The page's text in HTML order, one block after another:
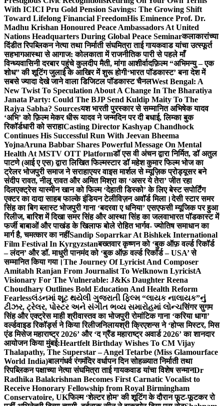
With ICICI Pru Gold Pension Savings: The Growing Shift
Toward Lifelong Financial FreedomHis Eminence Prof. Dr.
Madhu Krishan Honoured Peace Ambassadors At United
Nations Headquarters During Global Peace Seminarकलाकारांच्या
दिंडीत रिपब्लिकन नेत्या तथा निर्माती संघमित्रा ताई गायकवाड यांचा उत्स्फूर्त
सहभागआस्था से आगाज: कोलकाता में राजनीतिक पारी से पहले माँ
विन्ध्यवासिनी दरबार पहुंचे कुलदीप मैती, मांगा आशीर्वादफ़िल्म “अभिमन्यु – एक
शोध” की शूटिंग जुलाई के आखिर में शुरू होगी‘भारत पॉडकास्ट’ बना देश में
सबसे ज्यादा देखे जाने वाला डिजिटल पॉडकास्ट चैनलWest Bengal: A
New Twist To Speculation About A Change In The Bharatiya
Janata Party: Could The BJP Send Kuldip Maity To The
Rajya Sabha? Sourcesयश भारती पुरस्कार से सम्मानित अभिषेक यादव
‘अभि’ को फ़िल्म मेकर धीरू यादव ने जन्मदिन पर दी बधाई, लिम्का बुक
रिकॉर्डधारी को सराहाCasting Director Kashyap Chandhock
Continues His Successful Run With Jeevan Bheema
YojnaAruna Babbar Shares Powerful Message On Mental
Health At MSTV OTT Platformडॉ एस वी अंचन द्वारा निर्मित, डॉ अतुल
पाटणे (आई ए एस) द्वारा लिखित फिल्मस्टार डॉ महेश कुमार फिल्म भोज का
ट्रेलर भोजपुरी समाज ने सराहाएयर वाइस मार्शल से म्यूज़िक प्रोड्यूसर बने
संदीप रावत, नीलू रावत और अमित मिश्रा का ‘असर ये तेरा’ जीत रहा
दिलएक्ट्रेस यास्मीन खान को फिल्म ‘देहाती डिस्को’ के लिए बेस्ट सपोर्टिंग
एक्टर का दादा साहब फाल्के इंडियन टेलीविज़न अवॉर्ड मिला।देसी स्टार समर
सिंह का बिग ब्लास्ट भोजपुरी गाना ‘बदरवा ए धनिया’ एसएफसी म्यूजिक पर हुआ
रिलीज, बारिश में दिखा समर सिंह और आस्था सिंह का जलवाभारत पॉडकास्ट में
फर्जी बाबाओं और पाखंड के खिलाफ बोले रोहित भार्गव- ज्योतिष समाधान का
मार्ग है, चमत्कार का नहींSandip Soparrkar At Bishkek International
Film Festival In Kyrgyzstanबख्तवार कृष्णन को ‘बुक ऑफ़ वर्ल्ड रिकॉर्ड
– लंदन’ और डॉ. माधुरी पानमंद को ‘बुक ऑफ़ वर्ल्ड रिकॉर्ड – USA’ से
सम्मानित किया गया।The Journey Of Lyricist And Composer
Amitabh Ranjan From Journalist To Welknown LyricistA
Visionary For The Vulnerable: J&Ks Daughter Reena
Choudhary Outlines Bold Education And Health Reform
Fearlessલંડનમાં શૂટ થયેલી ગુજરાતી ફિલ્મ “લાયક નાલાયક”નું
ટીઝર, ટ્રેલર, પોસ્ટર અને સંગીત ભવ્ય સમારોહમાં લોન્ચसिंगर सुगम
सिंह और एक्ट्रेस माही श्रीवास्तव का भोजपुरी रोमांटिक गाना ‘करिया धागा’
वर्ल्डवाइड रिकॉर्ड्स ने किया रिलीजनिलायश्री क्रिएशन्स ने ‘होप्स मिस्टर, मिस
एंड मिसेज महाराष्ट्र 2026’ और ‘द ग्रैंड महाराष्ट्र अवार्ड 2026’ का शानदार
आयोजन किया मुंबई:Heartfelt Birthday Wishes To CM Vijay
Thalapathy, The Superstar – Angel Tetarbe (Miss Glamourface
World India)बालगंधर्व रंगमंदिर वर्धापन दिन सोहळ्यात निर्माती तथा
रिपब्लिकन पक्षाच्या नेत्या संघमित्रा ताई गायकवाड यांचा विशेष सन्मानDr
Radhika Balakrishnan Becomes First Carnatic Vocalist to
Receive Honorary Fellowship from Royal Birmingham
Conservatoire, UKफिल्म ‘शेल्टर होम’ की शूटिंग के दौरान फूट-फूटकर रो